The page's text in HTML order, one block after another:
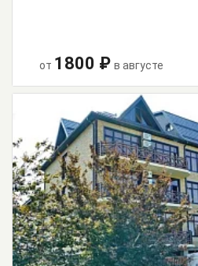
от 1800 ₽ в августе